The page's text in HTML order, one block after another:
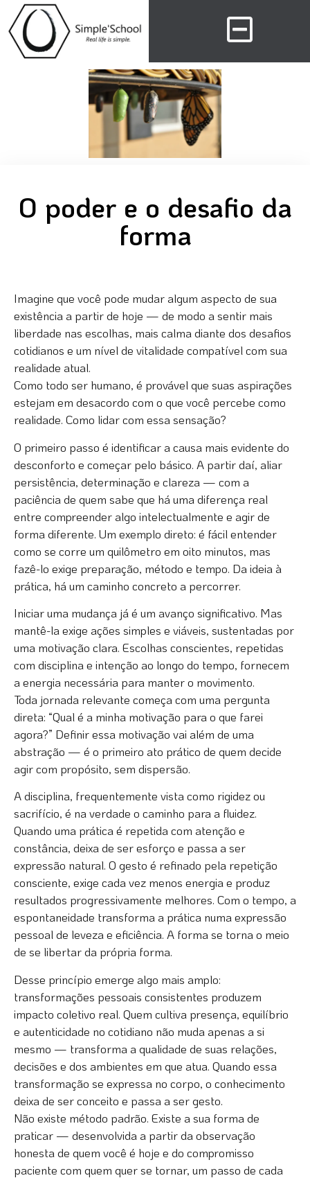
O poder e o desafio da
forma
Imagine que você pode mudar algum aspecto de sua
existência a partir de hoje — de modo a sentir mais
liberdade nas escolhas, mais calma diante dos desafios
cotidianos e um nível de vitalidade compatível com sua
realidade atual.
Como todo ser humano, é provável que suas aspirações
estejam em desacordo com o que você percebe como
realidade. Como lidar com essa sensação?
O primeiro passo é identificar a causa mais evidente do
desconforto e começar pelo básico. A partir daí, aliar
persistência, determinação e clareza — com a
paciência de quem sabe que há uma diferença real
entre compreender algo intelectualmente e agir de
forma diferente. Um exemplo direto: é fácil entender
como se corre um quilômetro em oito minutos, mas
fazê-lo exige preparação, método e tempo. Da ideia à
prática, há um caminho concreto a percorrer.
Iniciar uma mudança já é um avanço significativo. Mas
mantê-la exige ações simples e viáveis, sustentadas por
uma motivação clara. Escolhas conscientes, repetidas
com disciplina e intenção ao longo do tempo, fornecem
a energia necessária para manter o movimento.
Toda jornada relevante começa com uma pergunta
direta: “Qual é a minha motivação para o que farei
agora?” Definir essa motivação vai além de uma
abstração — é o primeiro ato prático de quem decide
agir com propósito, sem dispersão.
A disciplina, frequentemente vista como rigidez ou
sacrifício, é na verdade o caminho para a fluidez.
Quando uma prática é repetida com atenção e
constância, deixa de ser esforço e passa a ser
expressão natural. O gesto é refinado pela repetição
consciente, exige cada vez menos energia e produz
resultados progressivamente melhores. Com o tempo, a
espontaneidade transforma a prática numa expressão
pessoal de leveza e eficiência. A forma se torna o meio
de se libertar da própria forma.
Desse princípio emerge algo mais amplo:
transformações pessoais consistentes produzem
impacto coletivo real. Quem cultiva presença, equilíbrio
e autenticidade no cotidiano não muda apenas a si
mesmo — transforma a qualidade de suas relações,
decisões e dos ambientes em que atua. Quando essa
transformação se expressa no corpo, o conhecimento
deixa de ser conceito e passa a ser gesto.
Não existe método padrão. Existe a sua forma de
praticar — desenvolvida a partir da observação
honesta de quem você é hoje e do compromisso
paciente com quem quer se tornar, um passo de cada